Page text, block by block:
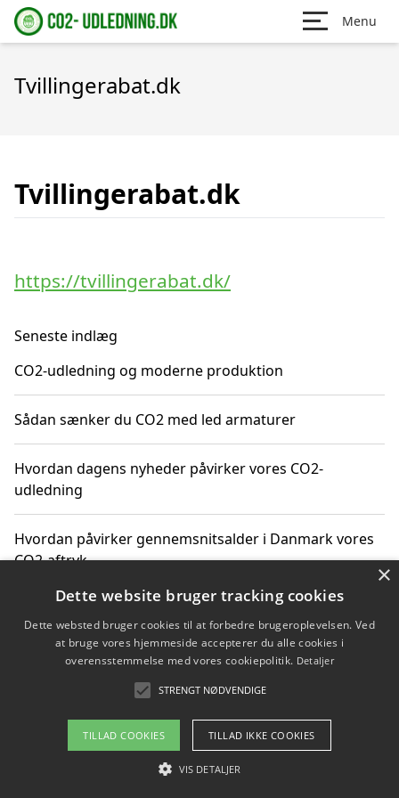
Menu
Tvillingerabat.dk
Tvillingerabat.dk
https://tvillingerabat.dk/
Seneste indlæg
CO2-udledning og moderne produktion
Sådan sænker du CO2 med led armaturer
Hvordan dagens nyheder påvirker vores CO2-
udledning
Hvordan påvirker gennemsnitsalder i Danmark vores
CO2-aftryk
Hvordan nyheder om CO2-udledning påvirker vores
hverdag
Om / kontakt
Blog Betingelser
×
Dette website bruger tracking cookies
Dette websted bruger cookies til at forbedre brugeroplevelsen. Ved
at bruge vores hjemmeside accepterer du alle cookies i
overensstemmelse med vores cookiepolitik. Detaljer
STRENGT NØDVENDIGE
TILLAD COOKIES TILLAD IKKE COOKIES
VIS DETALJER